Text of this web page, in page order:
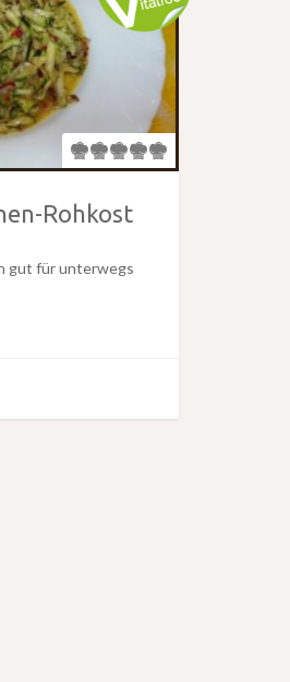
Rohkost
gut für unterwegs